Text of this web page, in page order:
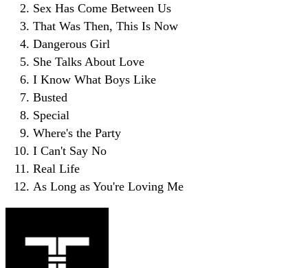
Sex Has Come Between Us
That Was Then, This Is Now
Dangerous Girl
She Talks About Love
I Know What Boys Like
Busted
Special
Where's the Party
I Can't Say No
Real Life
As Long as You're Loving Me